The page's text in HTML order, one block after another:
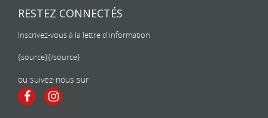
RESTEZ CONNECTÉS
Inscrivez-vous à la lettre d'information
{source}{/source}
ou suivez-nous sur